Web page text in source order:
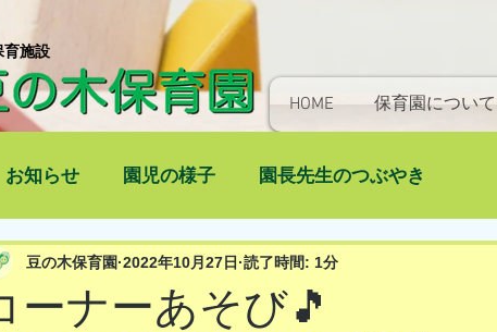
保育施設
HOME 保育園について
お知らせ 園児の様子 園長先生のつぶやき
ーナーあそび🎵
豆の木保育園 2022年10月27日 読了時間: 1分